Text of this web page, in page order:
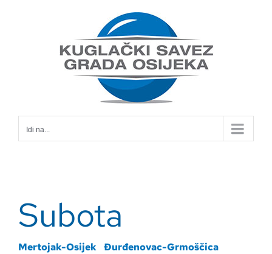
Idi na...
Subota
Mertojak-Osijek Đurđenovac-Grmoščica